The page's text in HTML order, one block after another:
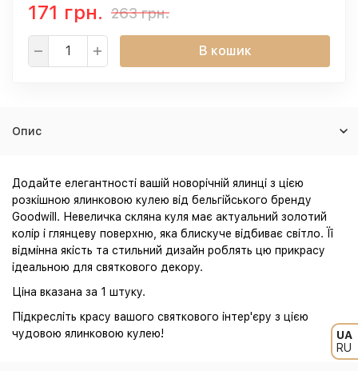
UA
RU
171 грн. 263 грн.
В кошик
Опис
Додайте елегантності вашій новорічній ялинці з цією
розкішною ялинковою кулею від бельгійського бренду
Goodwill. Невеличка скляна куля має актуальний золотий
колір і глянцеву поверхню, яка блискуче відбиває світло. Її
відмінна якість та стильний дизайн роблять цю прикрасу
ідеальною для святкового декору.
Ціна вказана за 1 штуку.
Підкресліть красу вашого святкового інтер'єру з цією
чудовою ялинковою кулею!